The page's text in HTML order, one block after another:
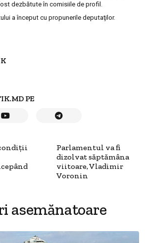
dezbătute în comisiile de profil.
a început cu propunerile deputaţilor.
PE
Parlamentul va fi
dizolvat săptămâna
viitoare, Vladimir
Voronin
asemănatoare